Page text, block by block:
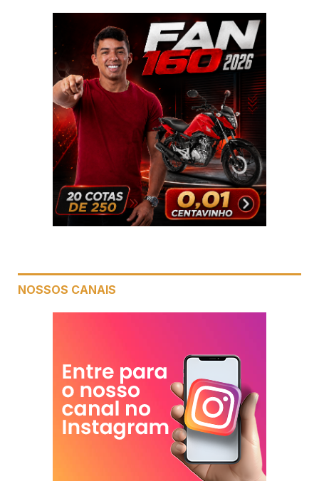
NOSSOS CANAIS